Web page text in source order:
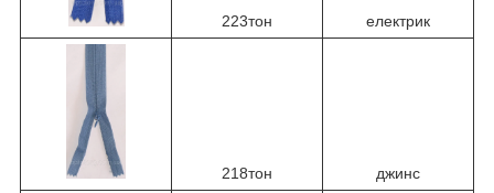
223тон електрик
218тон джинс